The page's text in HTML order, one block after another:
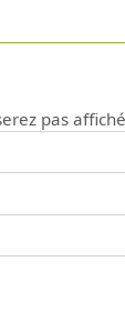
pas